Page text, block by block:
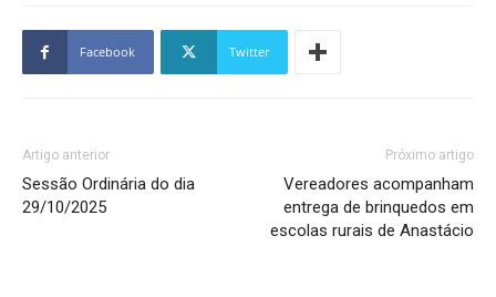
Facebook Twitter
Artigo anterior
Sessão Ordinária do dia
29/10/2025
Próximo artigo
Vereadores acompanham
entrega de brinquedos em
escolas rurais de Anastácio